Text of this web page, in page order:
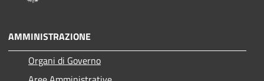
AMMINISTRAZIONE
Organi di Governo